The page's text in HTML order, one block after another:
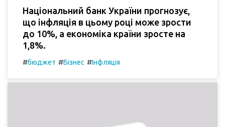
Національний банк України прогнозує,
що інфляція в цьому році може зрости
до 10%, а економіка країни зросте на
1,8%.
#бюджет #Бізнес #Інфляція